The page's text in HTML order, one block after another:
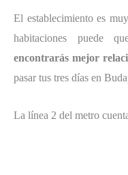
El establecimiento es
habitaciones puede
encontrarás mejor
pasar tus tres días en
La línea 2 del metro